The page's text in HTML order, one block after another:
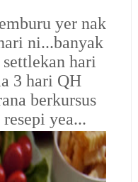
yer nak
ni...banyak
hari
3 hari QH
berkursus
yea...